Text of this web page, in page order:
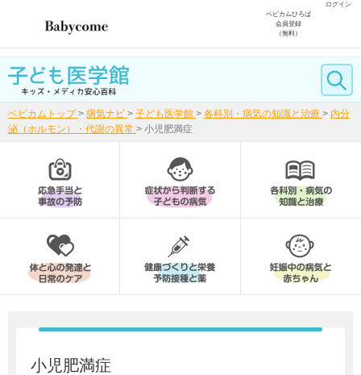
ログイン
ベビカムひろば
会員登録
（無料）
ベビカムトップ > 病気ナビ > 子ども医学館 > 各科別・病気の知識と治療 > 内分
泌（ホルモン）・代謝の異常 > 小児肥満症
小児肥満症